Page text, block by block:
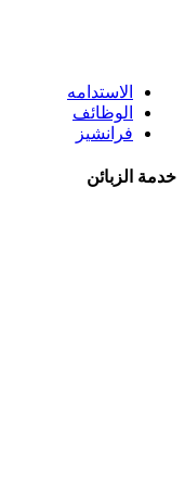
الاستدامه
الوظائف
فرانشيز
خدمة الزبائن